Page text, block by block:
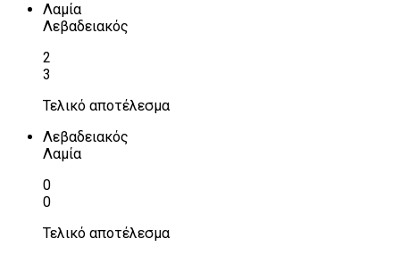
Λαμία
Λεβαδειακός
2
3
Τελικό αποτέλεσμα
Λεβαδειακός
Λαμία
0
0
Τελικό αποτέλεσμα